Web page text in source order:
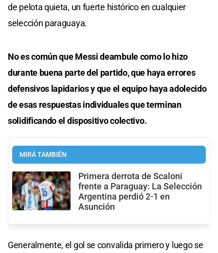
de pelota quieta, un fuerte histórico en cualquier
selección paraguaya.
No es común que Messi deambule como lo hizo
durante buena parte del partido, que haya errores
defensivos lapidarios y que el equipo haya adolecido
de esas respuestas individuales que terminan
solidificando el dispositivo colectivo.
MIRÁ TAMBIÉN
Primera derrota de Scaloni
frente a Paraguay: La Selección
Argentina perdió 2-1 en
Asunción
Generalmente, el gol se convalida primero y luego se